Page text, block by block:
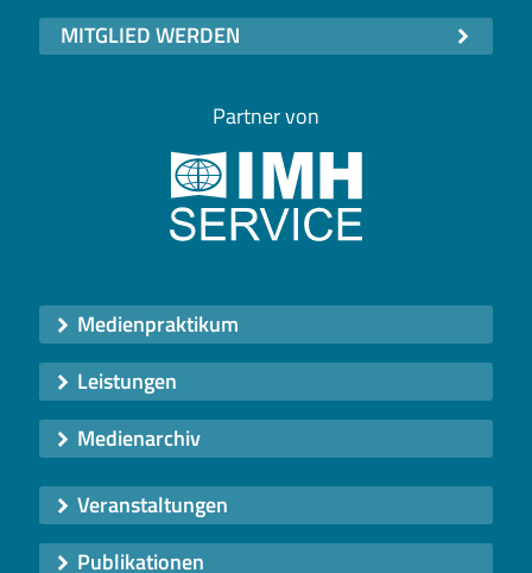
MITGLIED WERDEN
Partner von
Medienpraktikum
Leistungen
Medienarchiv
Veranstaltungen
Publikationen